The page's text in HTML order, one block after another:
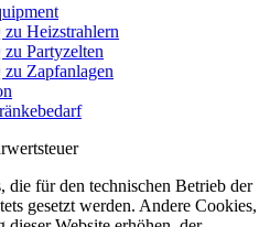
Heizstrahlern
Partyzelten
Zapfanlagen
die für den technischen Betrieb der
gesetzt werden. Andere Cookies,